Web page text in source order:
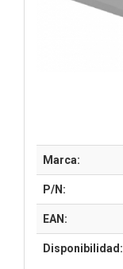
Marca:
P/N:
EAN:
Disponibilidad: